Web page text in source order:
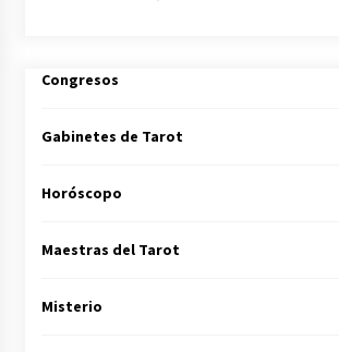
Congresos
Gabinetes de Tarot
Horóscopo
Maestras del Tarot
Misterio